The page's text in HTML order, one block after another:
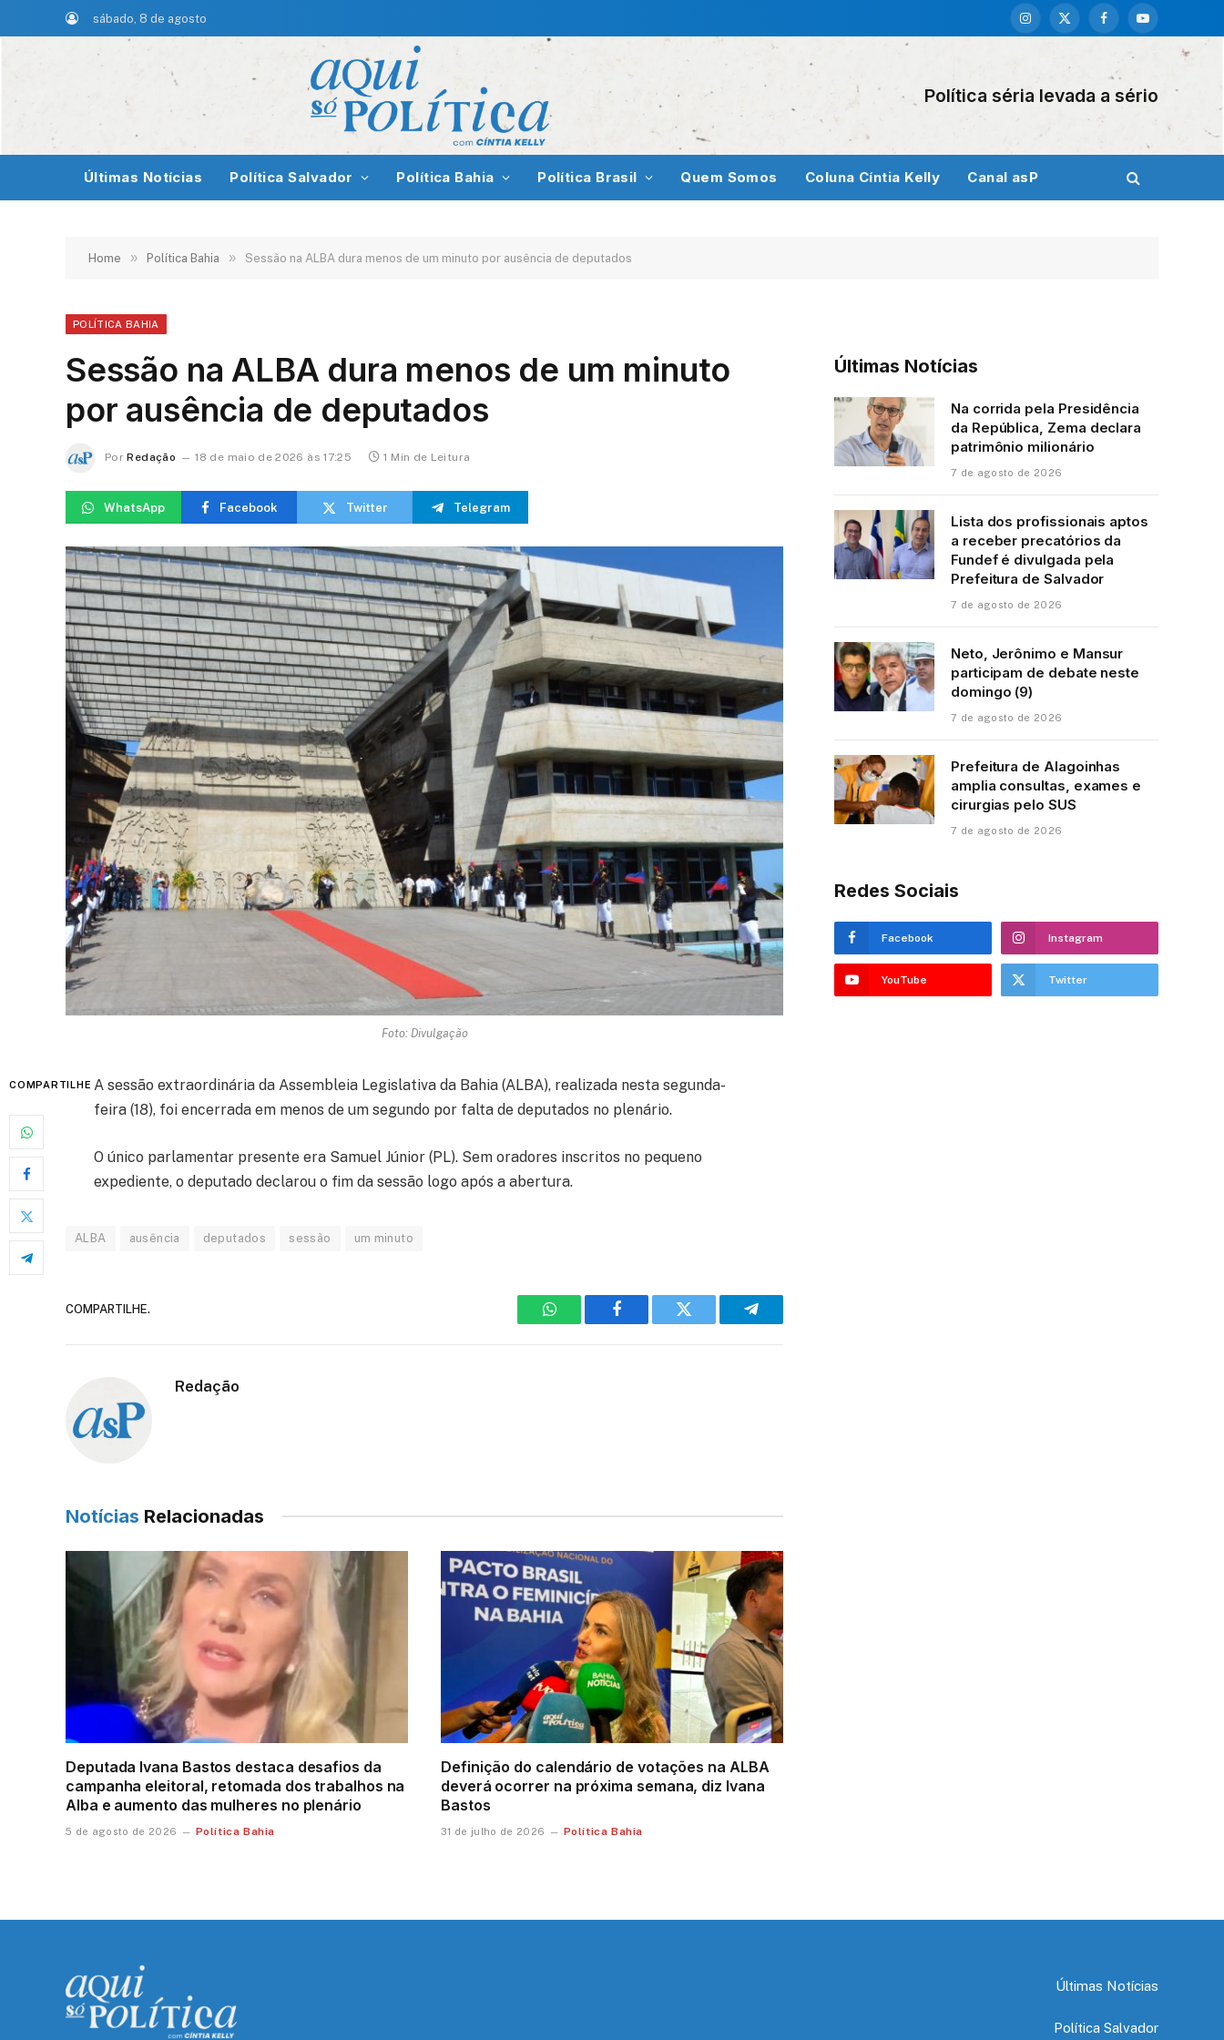
sábado, 8 de agosto
Instagram
X
FacebookYouTube
Política séria levada a sério
Últimas Notícias Política Salvador Política Bahia Política Brasil Quem Somos Coluna Cíntia Kelly Canal asP
Home » Política Bahia » Sessão na ALBA dura menos de um minuto por ausência de deputados
POLÍTICA BAHIA
Sessão na ALBA dura menos de um minuto
por ausência de deputados
Por Redação 18 de maio de 2026 às 17:25 1 Min de Leitura
WhatsApp Facebook Twitter Telegram
Foto: Divulgação
COMPARTILHE A sessão extraordinária da Assembleia Legislativa da Bahia (ALBA), realizada nesta segunda-
feira (18), foi encerrada em menos de um segundo por falta de deputados no plenário.
O único parlamentar presente era Samuel Júnior (PL). Sem oradores inscritos no pequeno
expediente, o deputado declarou o fim da sessão logo após a abertura.
ALBA ausência deputados sessão um minuto
COMPARTILHE.
WhatsAppFacebook Twitter Telegram
Redação
Notícias Relacionadas
Deputada Ivana Bastos destaca desafios da
campanha eleitoral, retomada dos trabalhos na
Alba e aumento das mulheres no plenário
5 de agosto de 2026 Política Bahia
Definição do calendário de votações na ALBA
deverá ocorrer na próxima semana, diz Ivana
Bastos
31 de julho de 2026 Política Bahia
Últimas Notícias
Na corrida pela Presidência
da República, Zema declara
patrimônio milionário
7 de agosto de 2026
Lista dos profissionais aptos
a receber precatórios da
Fundef é divulgada pela
Prefeitura de Salvador
7 de agosto de 2026
Neto, Jerônimo e Mansur
participam de debate neste
domingo (9)
7 de agosto de 2026
Prefeitura de Alagoinhas
amplia consultas, exames e
cirurgias pelo SUS
7 de agosto de 2026
Redes Sociais
Facebook Instagram
YouTube Twitter
Últimas Notícias
Política Salvador